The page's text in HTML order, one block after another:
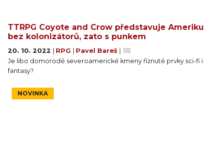
TTRPG Coyote and Crow představuje Ameriku
bez kolonizátorů, zato s punkem
20. 10. 2022 RPG Pavel Bareš
Je libo domorodé severoamerické kmeny říznuté prvky sci-fi i
fantasy?
NOVINKA